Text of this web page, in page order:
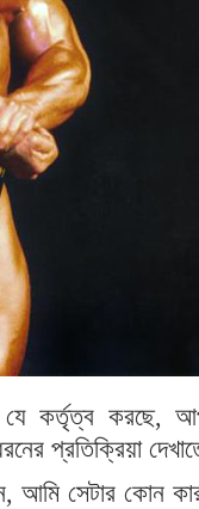
যে কর্তৃত্ব করছে,
প্রতিক্রিয়া
, আমি সেটার কোন